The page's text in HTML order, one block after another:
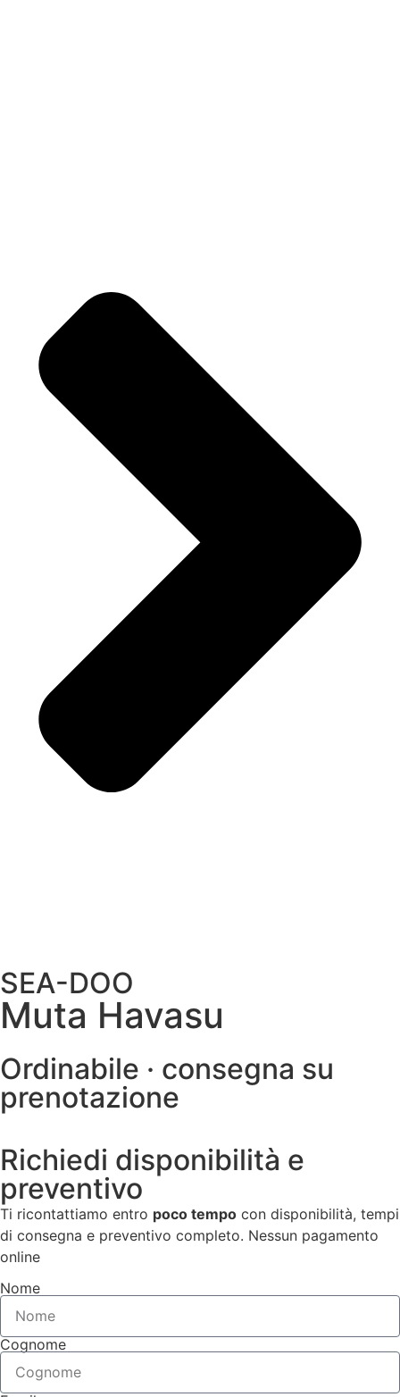
SEA-DOO
Muta Havasu
Ordinabile · consegna su
prenotazione
Richiedi disponibilità e
preventivo
Ti ricontattiamo entro poco tempo con disponibilità, tempi
di consegna e preventivo completo. Nessun pagamento
online
Nome
Cognome